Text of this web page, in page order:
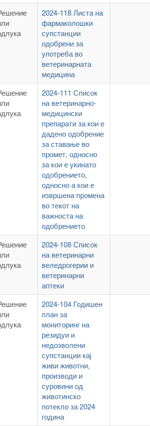
2024-118 Листа на
фармаколошки
супстанции
одобрени за
употреба во
ветеринарната
медицина
2024-111 Список
на ветеринарно-
медицински
препарати за кои е
дадено одобрение
за ставање во
промет, односно
за кои е укинато
одобрението,
односно а кои е
извршена промена
во текот на
важноста на
одобрението
2024-108 Список
на ветеринарни
веледрогерии и
ветеринарни
аптеки
2024-104 Годишен
план за
мониторинг на
резидуи и
недозволени
супстанции кај
живи животни,
производи и
суровини од
животинско
потекло за 2024
година